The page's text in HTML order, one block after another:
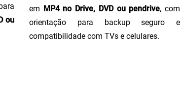
ou
em MP4 no Drive, DVD ou pendrive, com
orientação para backup seguro e
compatibilidade com TVs e celulares.